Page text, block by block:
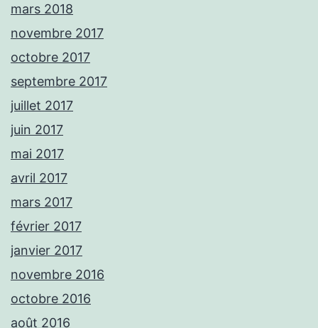
mars 2018
novembre 2017
octobre 2017
septembre 2017
juillet 2017
juin 2017
mai 2017
avril 2017
mars 2017
février 2017
janvier 2017
novembre 2016
octobre 2016
août 2016